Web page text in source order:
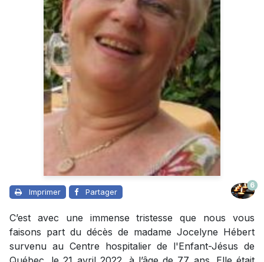
Imprimer Partager
6
C’est avec une immense tristesse que nous vous
faisons part du décès de madame Jocelyne Hébert
survenu au Centre hospitalier de l'Enfant-Jésus de